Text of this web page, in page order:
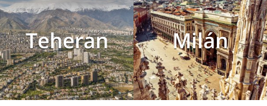
Teheran Milán